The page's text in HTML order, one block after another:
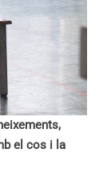
el cos i la